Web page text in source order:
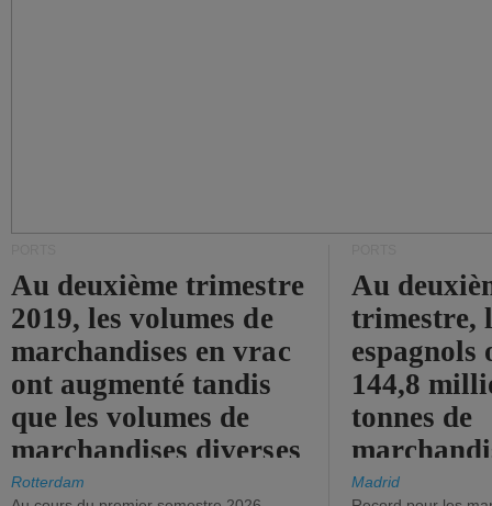
Au deuxième trimestre
2019, les volumes de
marchandises en vrac
ont augmenté tandis
que les volumes de
marchandises diverses
ont diminué.
Rotterdam
Au
trimestre,
144,8
tonnes de
(+2,9%).
Madrid